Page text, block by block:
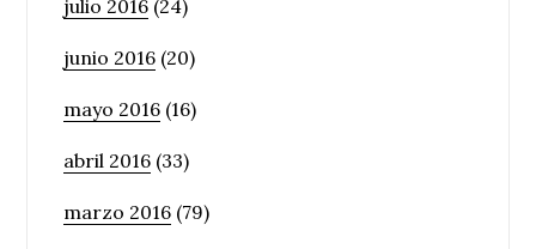
julio 2016 (24)
junio 2016 (20)
mayo 2016 (16)
abril 2016 (33)
marzo 2016 (79)